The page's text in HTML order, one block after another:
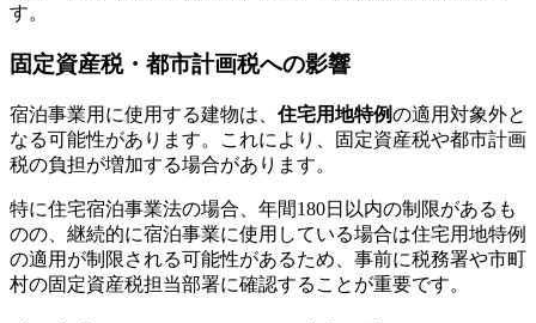
す。
固定資産税・都市計画税への影響
宿泊事業用に使用する建物は、 住宅用地特例の適用対象外と
なる可能性があります。これにより、固定資産税や都市計画
税の負担が増加する場合があります。
特に住宅宿泊事業法の場合、年間180日以内の制限があるも
のの、継続的に宿泊事業に使用している場合は住宅用地特例
の適用が制限される可能性があるため、事前に税務署や市町
村の固定資産税担当部署に確認することが重要です。